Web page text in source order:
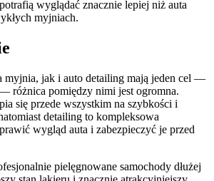
wyglądać znacznie lepiej niż auta
myjniach.
myjnia, jak i auto detailing mają jeden cel —
różnica pomiędzy nimi jest ogromna.
się przede wszystkim na szybkości i
detailing to kompleksowa
wygląd auta i zabezpieczyć je przed
pielęgnowane samochody dłużej